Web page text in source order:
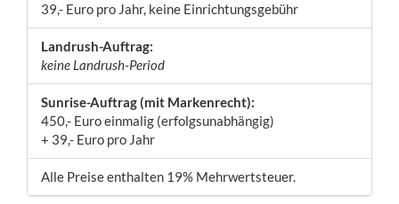
39,- Euro pro Jahr, keine Einrichtungsgebühr
Landrush-Auftrag:
keine Landrush-Period
Sunrise-Auftrag (mit Markenrecht):
450,- Euro einmalig (erfolgsunabhängig)
+ 39,- Euro pro Jahr
Alle Preise enthalten 19% Mehrwertsteuer.